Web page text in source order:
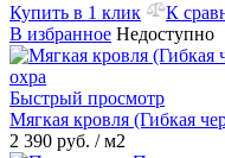
Купить в 1 клик
К
В избранное Недоступно
Быстрый просмотр
Мягкая кровля (Гибкая
2 390 руб. / м2